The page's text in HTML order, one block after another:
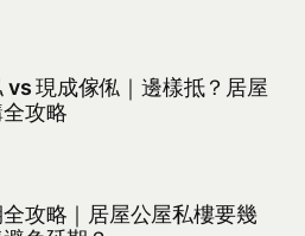
vs 現成傢俬｜邊樣抵？居屋
攻略
攻略｜居屋公屋私樓要幾